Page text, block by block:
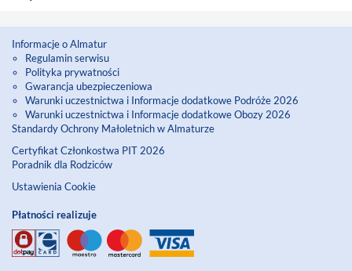
Informacje o Almatur
Regulamin serwisu
Polityka prywatności
Gwarancja ubezpieczeniowa
Warunki uczestnictwa i Informacje dodatkowe Podróże 2026
Warunki uczestnictwa i Informacje dodatkowe Obozy 2026
Standardy Ochrony Małoletnich w Almaturze
Certyfikat Członkostwa PIT 2026
Poradnik dla Rodziców
Ustawienia Cookie
Płatności realizuje